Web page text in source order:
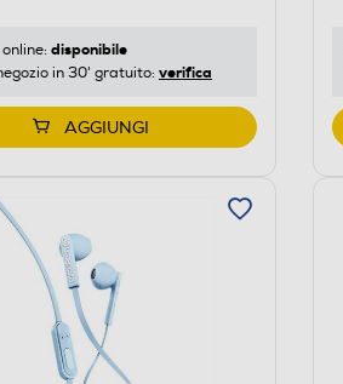
disponibile
in 30' gratuito: verifica
AGGIUNGI